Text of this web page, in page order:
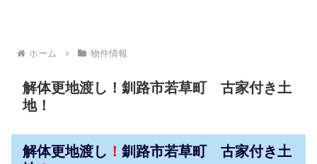
ホーム 物件情報
解体更地渡し！釧路市若草町 古家付き土
地！
解体更地渡し ！ 釧路市若草町 古家付き土